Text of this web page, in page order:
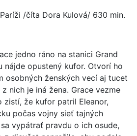
/číta Dora Kulová/ 630 min.
jedno ráno na stanici Grand
nájde opustený kufor. Otvorí ho
osobných ženských vecí aj tucet
nich je iná žena. Grace vezme
že kufor patril Eleanor,
počas vojny sieť tajných
vypátrať pravdu o ich osude,